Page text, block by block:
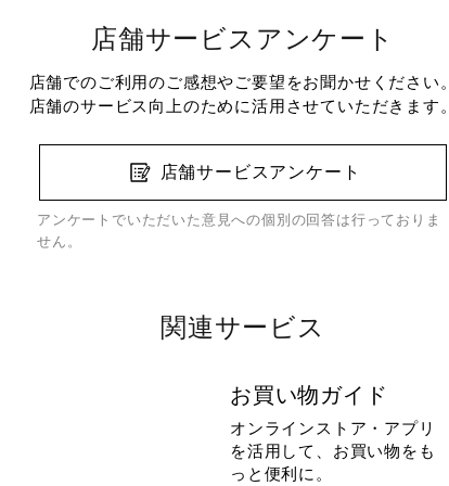
店舗サービスアンケート
店舗でのご利用のご感想やご要望をお聞かせください。
店舗のサービス向上のために活用させていただきます。
店舗サービスアンケート
アンケートでいただいた意見への個別の回答は行っておりま
せん。
関連サービス
お買い物ガイド
オンラインストア・アプリ
を活用して、お買い物をも
っと便利に。